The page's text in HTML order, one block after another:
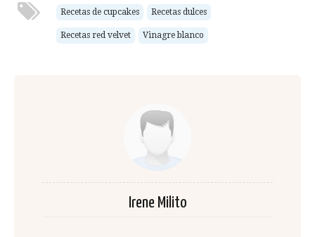
Recetas de cupcakes Recetas dulces
Recetas red velvet Vinagre blanco
Irene Milito